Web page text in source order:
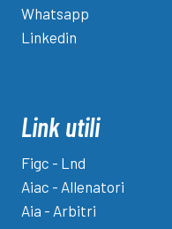
Whatsapp
Linkedin
Link utili
Figc - Lnd
Aiac - Allenatori
Aia - Arbitri